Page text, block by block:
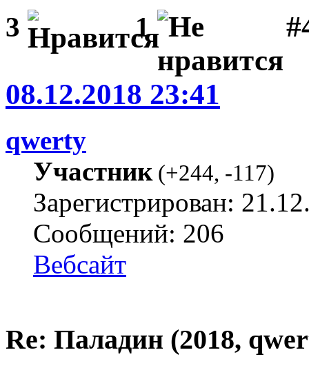
3 1
08.12.2018 23:41
qwerty
Участник(+244, -117)
Зарегистрирован:
Сообщений: 206
Вебсайт
Re: Паладин (2018,